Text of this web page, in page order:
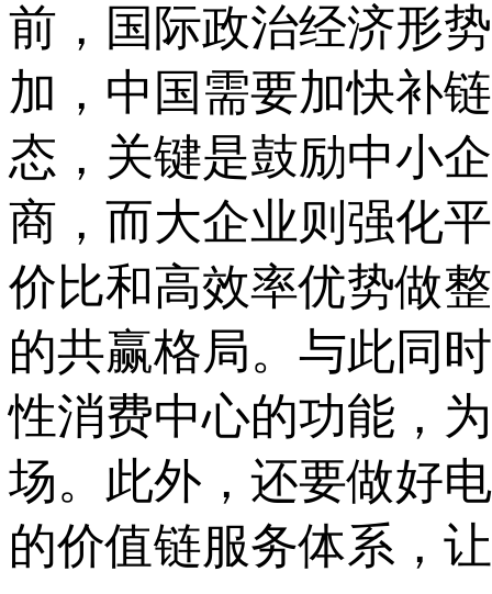
前，国际政治经济形
加，中国需要加快补
态，关键是鼓励中小
商，而大企业则强化
价比和高效率优势做
的共赢格局。与此同
性消费中心的功能，
场。此外，还要做好
的价值链服务体系，